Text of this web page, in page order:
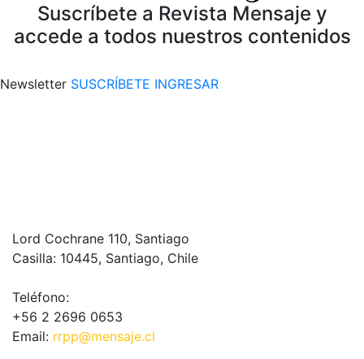
Suscríbete a Revista Mensaje y
accede a todos nuestros contenidos
Newsletter SUSCRÍBETE INGRESAR
Lord Cochrane 110, Santiago
Casilla: 10445, Santiago, Chile
Teléfono:
+56 2 2696 0653
Email: rrpp@mensaje.cl